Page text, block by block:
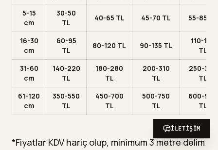
5-15
cm
30-50
TL
40-65 TL 45-70 TL 55-85 TL
16-30
cm
60-95
TL
80-120 TL 90-135 TL
110-165
TL
31-60
cm
140-220
TL
180-280
TL
200-310
TL
250-380
TL
61-120
cm
350-550
TL
450-700
TL
500-750
TL
600-900
TL
*Fiyatlar KDV hariç olup, minimum 3 metre delim
İLETIŞIM